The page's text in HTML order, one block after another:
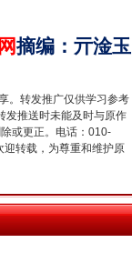
摘编 ： 亓淦玉
。转发推广仅供学习参考
发推送时未能及时与原作
或更正。电话：010-
转载，为尊重和维护原
的见证